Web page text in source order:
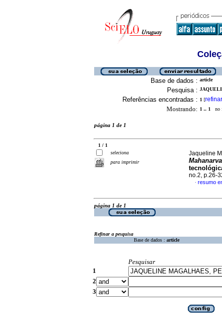
Base de dados : article
Pesquisa :
Referências encontradas : 1 [refinar
Mostrando: 1 .. 1 no
página 1 de 1
1 / 1
seleciona
para imprimir
Jaqueline
no.2, p.26-
· resumo
página 1 de 1
Refinar a pesquisa
Base de dados : article
Pesquisar
1
2
3